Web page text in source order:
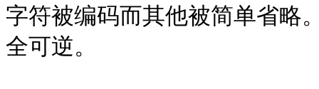
字符被编码而其他被简单省略
全可逆。